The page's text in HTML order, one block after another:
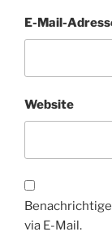
E-Mail-
Website
via E-Mail.